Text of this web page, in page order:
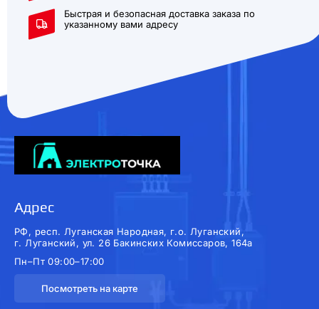
Быстрая и безопасная доставка заказа по
указанному вами адресу
Адрес
РФ, респ. Луганская Народная, г.о. Луганский,
г. Луганский, ул. 26 Бакинских Комиссаров, 164а
Пн–Пт 09:00–17:00
Посмотреть на карте